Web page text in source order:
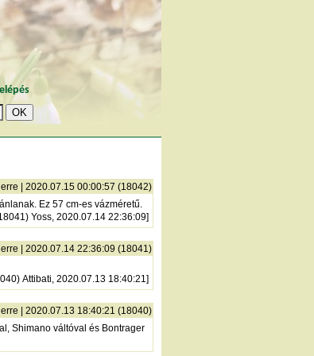
| 2020.07.15 00:00:57 (18042)
Ez 57 cm-es vázméretű.
Yoss, 2020.07.14 22:36:09]
| 2020.07.14 22:36:09 (18041)
Attibati, 2020.07.13 18:40:21]
| 2020.07.13 18:40:21 (18040)
Shimano váltóval és Bontrager